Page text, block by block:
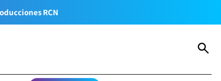
RCN